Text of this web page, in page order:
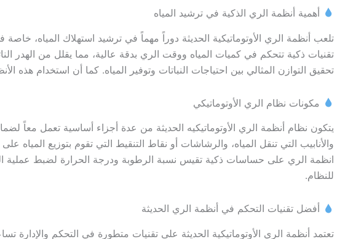
أهمية أنظمة الري الذكية في ترشيد المياه
تلعب أنظمة الري الأوتوماتيكية الحديثة دوراً مهماً في ترشيد استهلاك المياه،
تقنيات ذكية تتحكم في كميات المياه ووقت الري بدقة عالية، مما يقلل من الهدر
تحقيق التوازن المثالي بين احتياجات النباتات وتوفير المياه. كما أن استخدام
مكونات نظام الري الأوتوماتيكي
يتكون نظام أنظمة الري الأوتوماتيكيه الحديثة من عدة أجزاء أساسية تعمل معاً
والأنابيب التي تنقل المياه، والرشاشات أو نقاط التنقيط التي تقوم بتوزيع المياه
انظمة الري على حساسات ذكية تقيس نسبة الرطوبة ودرجة الحرارة لضبط عملية
للنظام.
أفضل تقنيات التحكم في أنظمة الري الحديثة
تعتمد أنظمة الري الأوتوماتيكية الحديثة على تقنيات متطورة في التحكم والإدارة